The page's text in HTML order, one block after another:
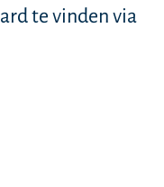
te vinden via